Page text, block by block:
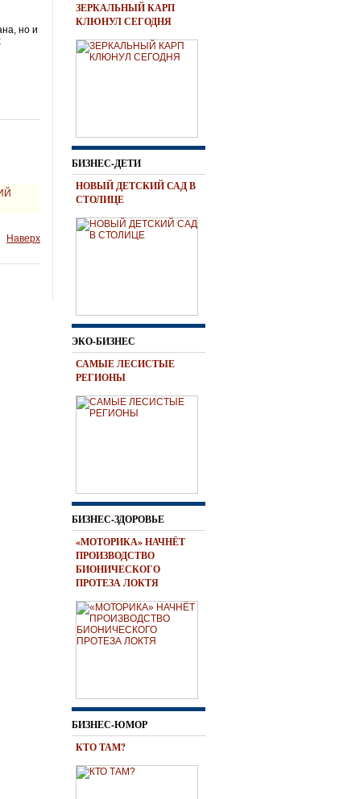
но и
Наверх
ЗЕРКАЛЬНЫЙ КАРП
КЛЮНУЛ СЕГОДНЯ
БИЗНЕС-ДЕТИ
НОВЫЙ ДЕТСКИЙ САД В
СТОЛИЦЕ
ЭКО-БИЗНЕС
САМЫЕ ЛЕСИСТЫЕ
РЕГИОНЫ
БИЗНЕС-ЗДОРОВЬЕ
«МОТОРИКА» НАЧНЁТ
ПРОИЗВОДСТВО
БИОНИЧЕСКОГО
ПРОТЕЗА ЛОКТЯ
БИЗНЕС-ЮМОР
КТО ТАМ?